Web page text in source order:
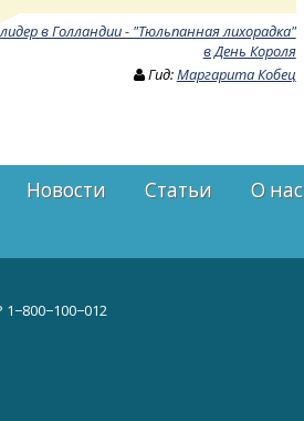
в Голландии - "Тюльпанная лихорадка"
в День Короля
Гид:Маргарита Кобец
Новости Статьи О нас
1−800−100−012